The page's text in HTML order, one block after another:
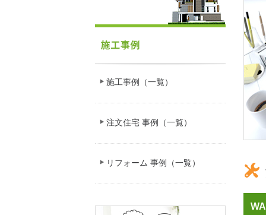
施工事例（一覧）
注文住宅 事例（一覧）
リフォーム 事例（一覧）